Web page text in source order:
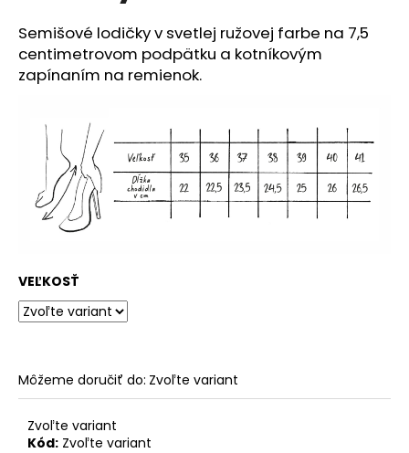
Semišové lodičky v svetlej ružovej farbe na 7,5
centimetrovom podpätku a kotníkovým
zapínaním na remienok.
VEĽKOSŤ
Môžeme doručiť do: Zvoľte variant
Zvoľte variant
Kód: Zvoľte variant
a
m
e